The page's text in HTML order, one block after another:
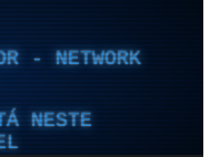
- NETWORK
NESTE